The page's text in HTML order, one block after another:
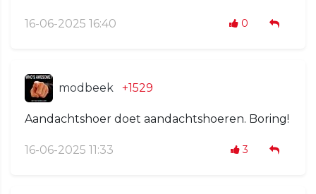
16-06-2025 16:40 0
modbeek +1529
Aandachtshoer doet aandachtshoeren. Boring!
16-06-2025 11:33 3